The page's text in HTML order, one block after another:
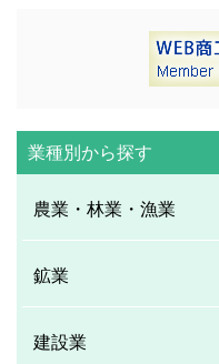
業種別から探す
農業・林業・漁業
鉱業
建設業